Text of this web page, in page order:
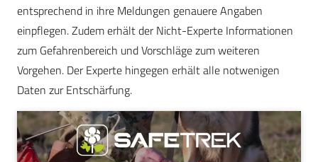
entsprechend in ihre Meldungen genauere Angaben
einpflegen. Zudem erhält der Nicht-Experte Informationen
zum Gefahrenbereich und Vorschläge zum weiteren
Vorgehen. Der Experte hingegen erhält alle notwenigen
Daten zur Entschärfung.